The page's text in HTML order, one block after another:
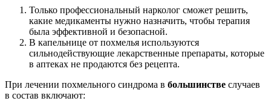
Только профессиональный нарколог сможет решить,
какие медикаменты нужно назначить, чтобы терапия
была эффективной и безопасной.
В капельнице от похмелья используются
сильнодействующие лекарственные препараты, которые
в аптеках не продаются без рецепта.
При лечении похмельного синдрома в большинстве случаев
в состав включают: